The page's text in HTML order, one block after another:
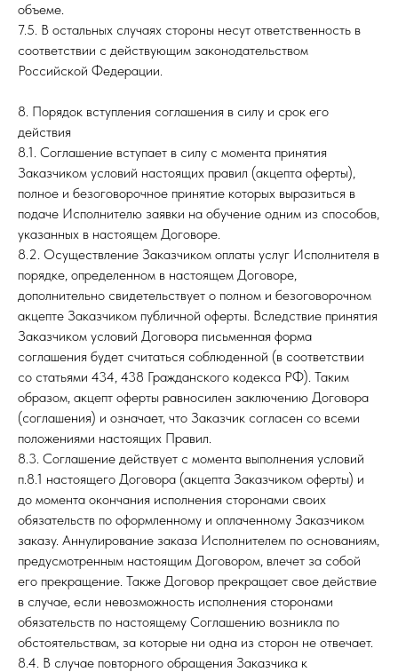
объеме.
7.5. В остальных случаях стороны несут ответственность в
соответствии с действующим законодательством
Российской Федерации.
8. Порядок вступления соглашения в силу и срок его
действия
8.1. Соглашение вступает в силу с момента принятия
Заказчиком условий настоящих правил (акцепта оферты),
полное и безоговорочное принятие которых выразиться в
подаче Исполнителю заявки на обучение одним из способов,
указанных в настоящем Договоре.
8.2. Осуществление Заказчиком оплаты услуг Исполнителя в
порядке, определенном в настоящем Договоре,
дополнительно свидетельствует о полном и безоговорочном
акцепте Заказчиком публичной оферты. Вследствие принятия
Заказчиком условий Договора письменная форма
соглашения будет считаться соблюденной (в соответствии
со статьями 434, 438 Гражданского кодекса РФ). Таким
образом, акцепт оферты равносилен заключению Договора
(соглашения) и означает, что Заказчик согласен со всеми
положениями настоящих Правил.
8.3. Соглашение действует с момента выполнения условий
п.8.1 настоящего Договора (акцепта Заказчиком оферты) и
до момента окончания исполнения сторонами своих
обязательств по оформленному и оплаченному Заказчиком
заказу. Аннулирование заказа Исполнителем по основаниям,
предусмотренным настоящим Договором, влечет за собой
его прекращение. Также Договор прекращает свое действие
в случае, если невозможность исполнения сторонами
обязательств по настоящему Соглашению возникла по
обстоятельствам, за которые ни одна из сторон не отвечает.
8.4. В случае повторного обращения Заказчика к